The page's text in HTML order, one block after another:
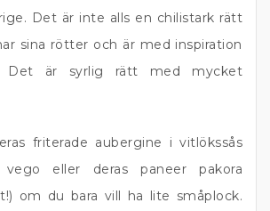
Det är inte alls en chilistark rätt
sina rötter och är med inspiration
Det är syrlig rätt med mycket
friterade aubergine i vitlökssås
eller deras paneer pakora
om du bara vill ha lite småplock.